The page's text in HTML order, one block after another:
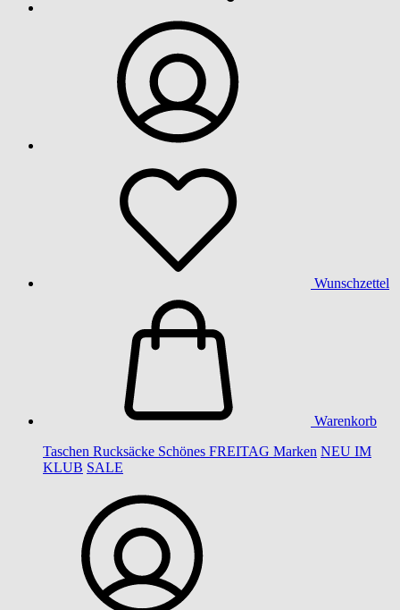
Wunschzettel
Warenkorb
Taschen Rucksäcke Schönes FREITAG Marken NEU IM
KLUB SALE